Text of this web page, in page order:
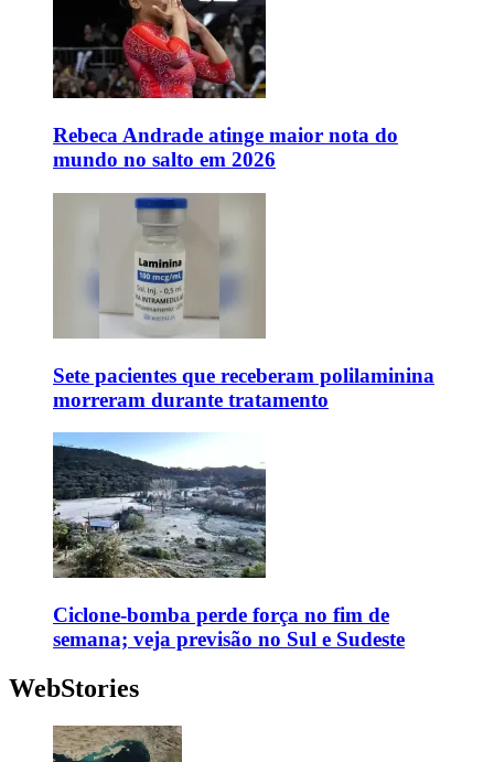
Rebeca Andrade atinge maior nota do
mundo no salto em 2026
Sete pacientes que receberam polilaminina
morreram durante tratamento
Ciclone-bomba perde força no fim de
semana; veja previsão no Sul e Sudeste
WebStories